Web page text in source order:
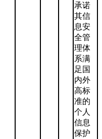
承诺
其信
息安
全管
理体
系满
足国
内外
高标
准的
个人
信息
保护